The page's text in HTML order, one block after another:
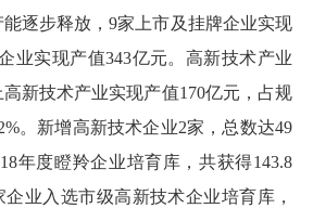
逐步释放，9家上市及挂牌企业实现
业实现产值343亿元。高新技术产业
新技术产业实现产值170亿元，占规
。新增高新技术企业2家，总数达49
年度瞪羚企业培育库，共获得143.8
业入选市级高新技术企业培育库，